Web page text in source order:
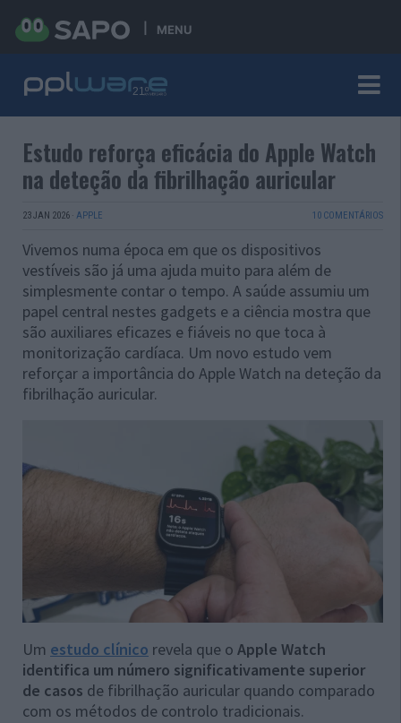
MENU
Estudo reforça eficácia do Apple Watch
na deteção da fibrilhação auricular
23 JAN 2026 · APPLE 10 COMENTÁRIOS
Vivemos numa época em que os dispositivos
vestíveis são já uma ajuda muito para além de
simplesmente contar o tempo. A saúde assumiu um
papel central nestes gadgets e a ciência mostra que
são auxiliares eficazes e fiáveis no que toca à
monitorização cardíaca. Um novo estudo vem
reforçar a importância do Apple Watch na deteção da
fibrilhação auricular.
Um estudo clínico revela que o Apple Watch
identifica um número significativamente superior
de casos de fibrilhação auricular quando comparado
com os métodos de controlo tradicionais.